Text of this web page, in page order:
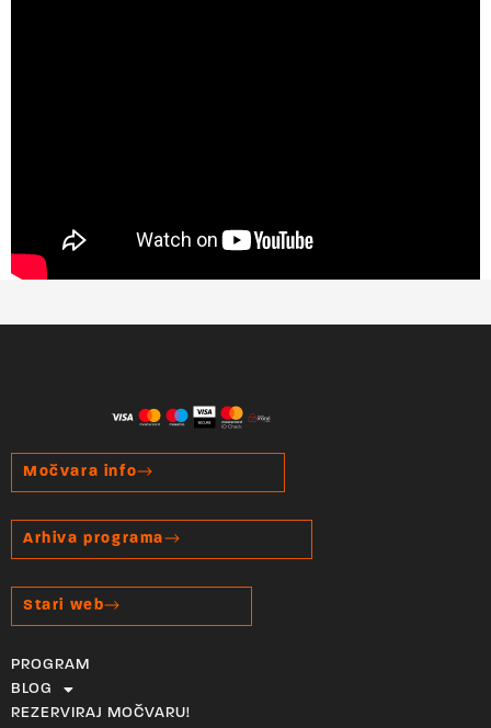
Močvara info
Arhiva programa
Stari web
PROGRAM
BLOG
REZERVIRAJ MOČVARU!